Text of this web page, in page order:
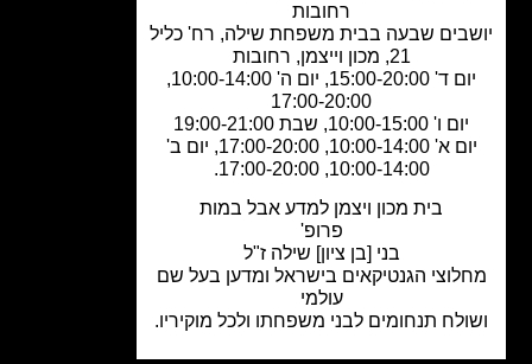
שבעה בבית משפחת שילה, רח' כליל
יום ד' 15:00-20:00, יום ה' 10:00-14:00,
17:00-20:00
יום א' 10:00-14:00, 17:00-20:00, יום ב'
10:00-14:00, 17:00-20:00.
בית מכון ויצמן למדע אבל במות
בני [בן ציון] שילה ז"ל
הגנטיקאים בישראל ומדען בעל שם
תנחומים לבני משפחתו ולכל מוקיריו.